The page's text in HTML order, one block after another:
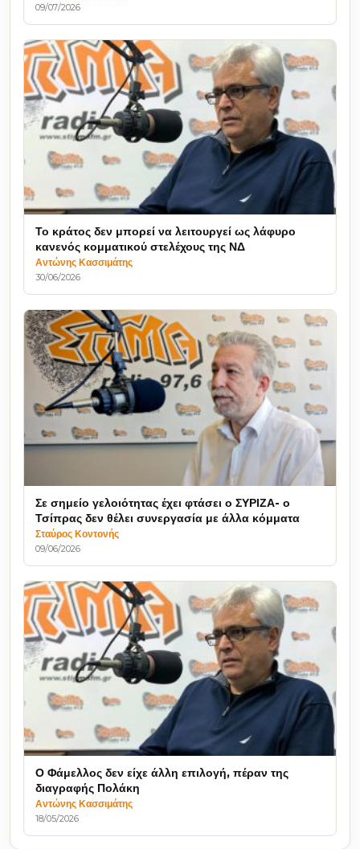
09/07/2026
Το κράτος δεν μπορεί να λειτουργεί ως λάφυρο
κανενός κομματικού στελέχους της ΝΔ
Αντώνης Κασσιμάτης
30/06/2026
Σε σημείο γελοιότητας έχει φτάσει ο ΣΥΡΙΖΑ- ο
Τσίπρας δεν θέλει συνεργασία με άλλα κόμματα
Σταύρος Κοντονής
09/06/2026
Ο Φάμελλος δεν είχε άλλη επιλογή, πέραν της
διαγραφής Πολάκη
Αντώνης Κασσιμάτης
18/05/2026